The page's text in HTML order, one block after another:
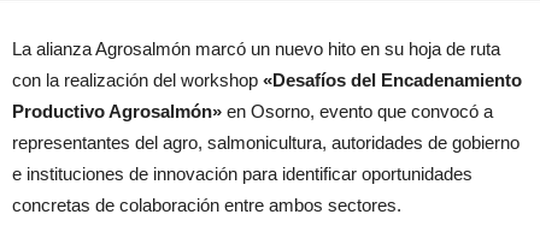
La alianza Agrosalmón marcó un nuevo hito en su hoja de ruta
con la realización del workshop «Desafíos del Encadenamiento
Productivo Agrosalmón» en Osorno, evento que convocó a
representantes del agro, salmonicultura, autoridades de gobierno
e instituciones de innovación para identificar oportunidades
concretas de colaboración entre ambos sectores.